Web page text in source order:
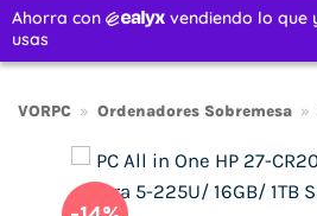
VORPC » Ordenadores Sobremesa »